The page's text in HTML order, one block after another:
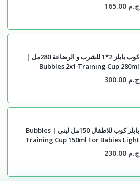
ج.م 165.00
كوب بابلز 2*1 للشرب و الرضاعة 280مل |
Bubbles 2x1 Training Cup 280ml
ج.م 300.00
بابلز كوب للاطفال 150مل لبني | Bubbles
Training Cup 150ml For Babies Light
Blue
ج.م 230.00